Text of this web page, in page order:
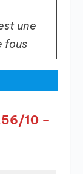
une
fous
10 –